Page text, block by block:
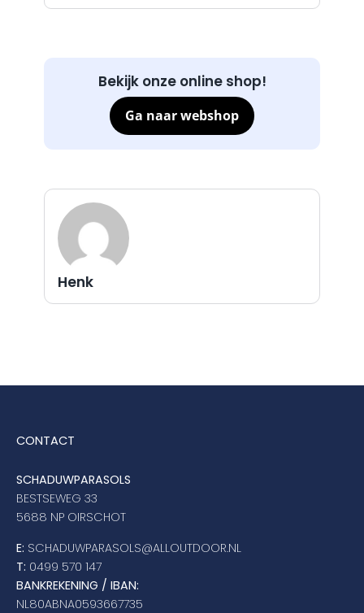
Bekijk onze online shop!
Ga naar webshop
Henk
CONTACT
SCHADUWPARASOLS
BESTSEWEG 33
5688 NP OIRSCHOT
E: SCHADUWPARASOLS@ALLOUTDOOR.NL
T: 0499 570 147
BANKREKENING / IBAN:
NL80ABNA0593667735